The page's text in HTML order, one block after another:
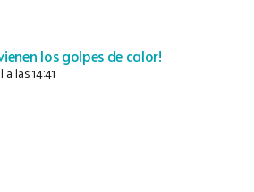
los golpes de calor!
a las 14:41